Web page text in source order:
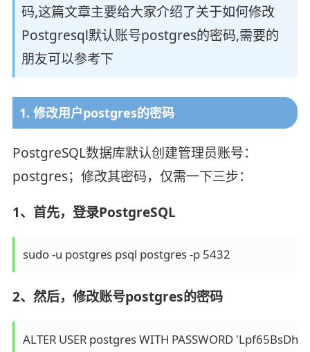
码,这篇文章主要给大家介绍了关于如何修改
Postgresql默认账号postgres的密码,需要的
朋友可以参考下
1. 修改用户postgres的密码
PostgreSQL数据库默认创建管理员账号：
postgres；修改其密码，仅需一下三步：
1、首先，登录PostgreSQL
sudo -u postgres psql postgres -p 5432
2、然后，修改账号postgres的密码
ALTER USER postgres WITH PASSWORD